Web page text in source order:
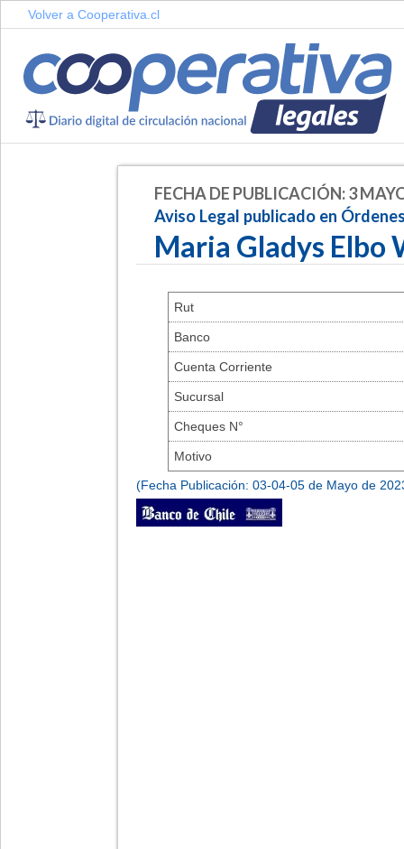
Volver a Cooperativa.cl
FECHA DE PUBLICACIÓN: 3
Aviso Legal publicado en
Maria Gladys Elbo
Rut
Banco
Cuenta Corriente
Sucursal
Cheques N°
Motivo
(Fecha Publicación: 03-04-05 de Mayo de